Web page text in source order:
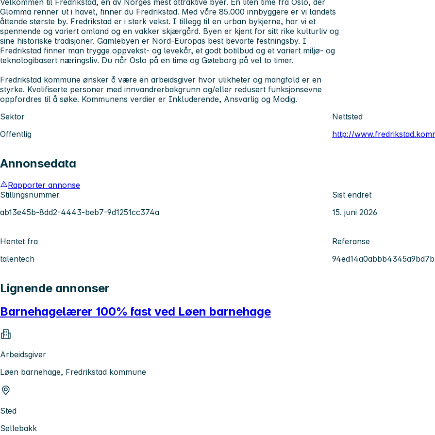
Glomma renner ut i havet, finner du Fredrikstad. Med våre 85.000 innbyggere er vi landets
åttende største by. Fredrikstad er i sterk vekst. I tillegg til en urban bykjerne, har vi et
spennende og variert omland og en vakker skjærgård. Byen er kjent for sitt rike kulturliv og
sine historiske tradisjoner. Gamlebyen er Nord-Europas best bevarte festningsby. I
Fredrikstad finner man trygge oppvekst- og levekår, et godt botilbud og et variert miljø- og
teknologibasert næringsliv. Du når Oslo på en time og Gøteborg på vel to timer.
Fredrikstad kommune ønsker å være en arbeidsgiver hvor ulikheter og mangfold er en
styrke. Kvalifiserte personer med innvandrerbakgrunn og/eller redusert funksjonsevne
oppfordres til å søke. Kommunens verdier er Inkluderende, Ansvarlig og Modig.
Sektor
Offentlig
Nettsted
http://
Annonsedata
Rapporter annonse
Stillingsnummer
ab13e45b-8dd2-4443-beb7-9d1251cc374a
Sist endret
15. juni 2026
Hentet fra
talentech
Referanse
Lignende annonser
Barnehagelærer 100% fast ved Løen barnehage
Arbeidsgiver
Løen barnehage, Fredrikstad kommune
Sted
Sellebakk